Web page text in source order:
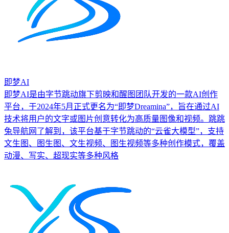
即梦AI
即梦AI是由字节跳动旗下剪映和醒图团队开发的一款AI创作
平台，于2024年5月正式更名为“即梦Dreamina”，旨在通过AI
技术将用户的文字或图片创意转化为高质量图像和视频。跳跳
兔导航网了解到，该平台基于字节跳动的“云雀大模型”，支持
文生图、图生图、文生视频、图生视频等多种创作模式，覆盖
动漫、写实、超现实等多种风格